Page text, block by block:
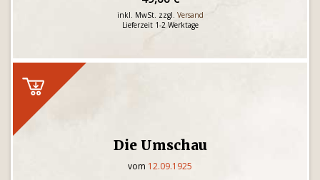
inkl. MwSt. zzgl. Versand
Lieferzeit 1-2 Werktage
Die Umschau
vom 12.09.1925